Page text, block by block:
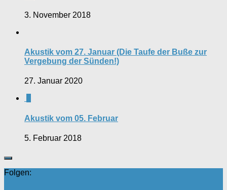
3. November 2018
Akustik vom 27. Januar (Die Taufe der Buße zur
Vergebung der Sünden!)
27. Januar 2020
Akustik vom 05. Februar
5. Februar 2018
Folgen: